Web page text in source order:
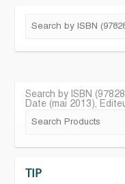
Search by ISBN
Date (mai 2013),
TIP